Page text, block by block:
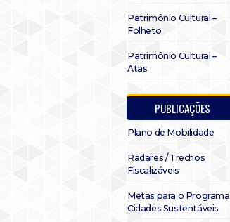
Patrimônio Cultural –
Folheto
Patrimônio Cultural –
Atas
PUBLICAÇÕES
Plano de Mobilidade
Radares / Trechos
Fiscalizáveis
Metas para o Programa
Cidades Sustentáveis